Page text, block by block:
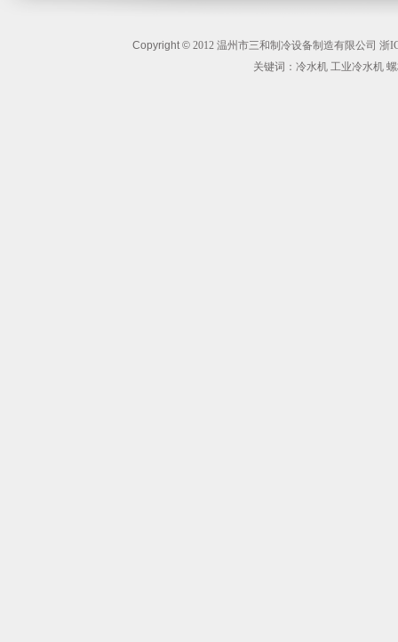
Copyright © 2012 温州市三和制冷设备制造有限公司 浙
关键词：冷水机 工业冷水机